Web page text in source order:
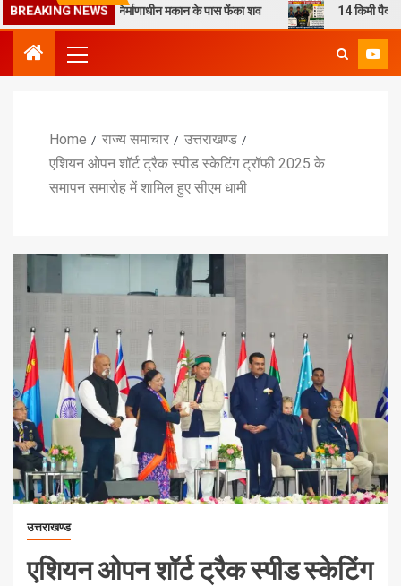
BREAKING NEWS
हत्या कर निर्माणाधीन मकान के पास फेंका शव 14 किमी पैदल चलने को
Home राज्य समाचार
उत्तराखण्ड
एशियन ओपन शॉर्ट ट्रैक स्पीड स्केटिंग ट्रॉफी 2025 के
समापन समारोह में शामिल हुए सीएम धामी
उत्तराखण्ड
एशियन ओपन शॉर्ट ट्रैक स्पीड स्केटिंग